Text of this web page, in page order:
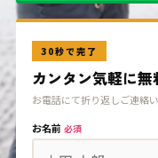
30秒で完了
カンタン気軽に無
お電話にて折り返しご連絡
お名前 必須